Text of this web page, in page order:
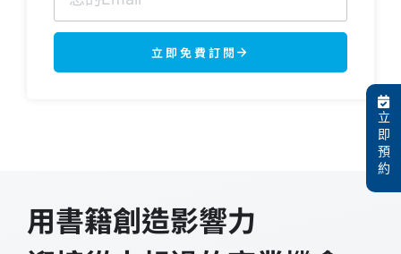
立即免費訂閱
用書籍創造影響力
立
即
預
約